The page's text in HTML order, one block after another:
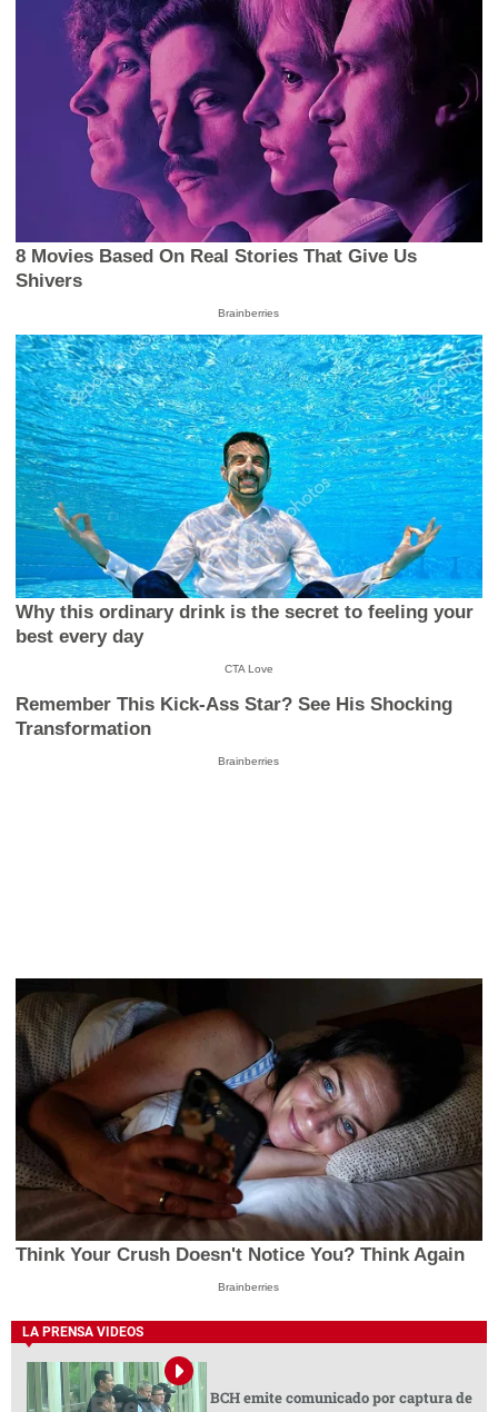
8 Movies Based On Real Stories That Give Us
Shivers
Brainberries
Why this ordinary drink is the secret to feeling your
best every day
CTA Love
Remember This Kick-Ass Star? See His Shocking
Transformation
Brainberries
Think Your Crush Doesn't Notice You? Think Again
Brainberries
LA PRENSA VIDEOS
BCH emite comunicado por captura de